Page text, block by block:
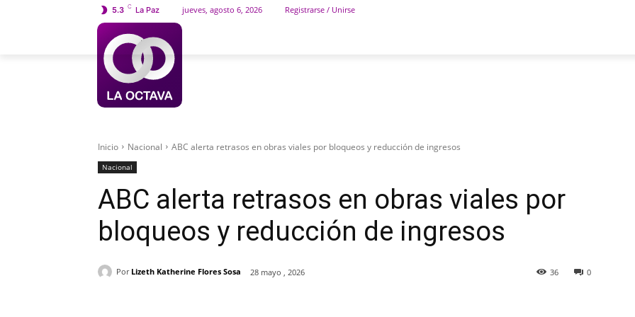
5.3 C La Paz jueves, agosto 6, 2026 Registrarse / Unirse
Inicio Nacional ABC alerta retrasos en obras viales por bloqueos y reducción de ingresos
Nacional
ABC alerta retrasos en obras viales por
bloqueos y reducción de ingresos
Por Lizeth Katherine Flores Sosa 28 mayo , 2026 0
36